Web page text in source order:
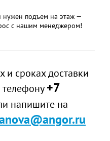
нужен подъем на этаж —
с нашим менеджером!
и сроках доставки
+7
напишите на